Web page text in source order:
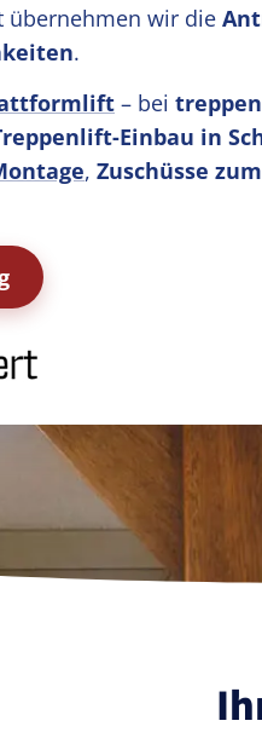
übernehmen wir die
.
– bei
Einbau in
, Zuschüsse